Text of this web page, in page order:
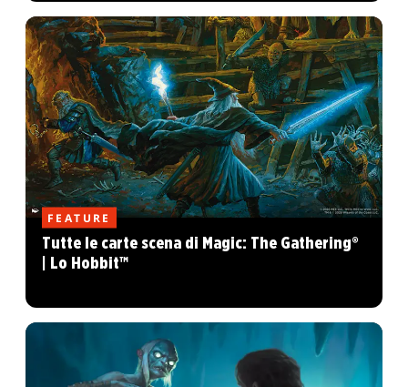
FEATURE
Tutte le carte scena di Magic: The Gathering®
| Lo Hobbit™